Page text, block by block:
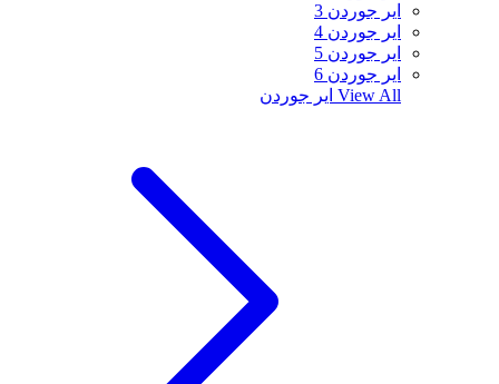
اير جوردن 3
اير جوردن 4
اير جوردن 5
اير جوردن 6
View All اير جوردن